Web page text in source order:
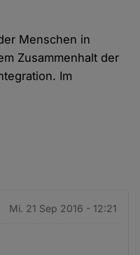
Menschen in
Zusammenhalt der
Im
Mi. 21 Sep 2016 - 12:21